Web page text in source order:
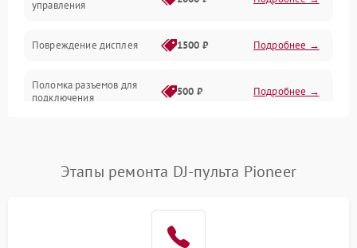
управления
Повреждение дисплея 1500 ₽ Подробнее →
Поломка разъемов для
подключения
500 ₽ Подробнее →
1000 ₽
Этапы ремонта DJ-пульта Pioneer